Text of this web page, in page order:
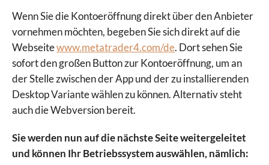
Wenn Sie die Kontoeröffnung direkt über den Anbieter
vornehmen möchten, begeben Sie sich direkt auf die
Webseitewww.metatrader4.com/de. Dort sehen Sie
sofort den großen Button zur Kontoeröffnung, um an
der Stelle zwischen der App und der zu installierenden
Desktop Variante wählen zu können. Alternativ steht
auch die Webversion bereit.
Sie werden nun auf die nächste Seite weitergeleitet
und können Ihr Betriebssystem auswählen, nämlich: